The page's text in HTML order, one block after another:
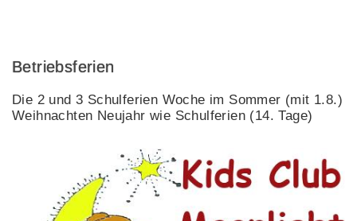
Betriebsferien
Die 2 und 3 Schulferien Woche im Sommer (mit 1.8.)
Weihnachten Neujahr wie Schulferien (14. Tage)